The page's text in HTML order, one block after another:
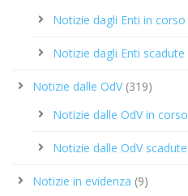
Notizie dagli Enti in corso
Notizie dagli Enti scadute
Notizie dalle OdV(319)
Notizie dalle OdV in corso
Notizie dalle OdV scadute
Notizie in evidenza (9)